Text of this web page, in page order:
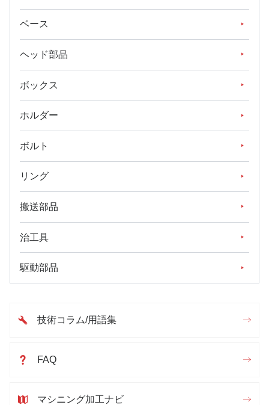
ベース
ヘッド部品
ボックス
ホルダー
ボルト
リング
搬送部品
治工具
駆動部品
技術コラム/用語集
FAQ
マシニング加工ナビ